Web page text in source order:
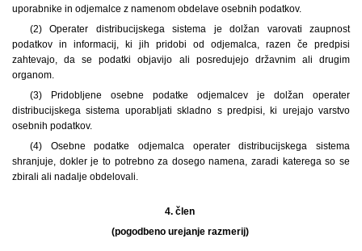
uporabnike in odjemalce z namenom obdelave osebnih podatkov.
(2) Operater distribucijskega sistema je dolžan varovati zaupnost
podatkov in informacij, ki jih pridobi od odjemalca, razen če predpisi
zahtevajo, da se podatki objavijo ali posredujejo državnim ali drugim
organom.
(3) Pridobljene osebne podatke odjemalcev je dolžan operater
distribucijskega sistema uporabljati skladno s predpisi, ki urejajo varstvo
osebnih podatkov.
(4) Osebne podatke odjemalca operater distribucijskega sistema
shranjuje, dokler je to potrebno za dosego namena, zaradi katerega so se
zbirali ali nadalje obdelovali.
4. člen
(pogodbeno urejanje razmerij)